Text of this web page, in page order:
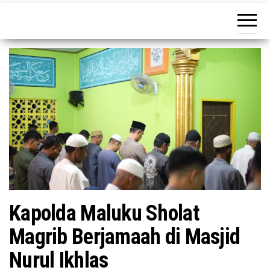
Kapolda Maluku Sholat
Magrib Berjamaah di Masjid
Nurul Ikhlas